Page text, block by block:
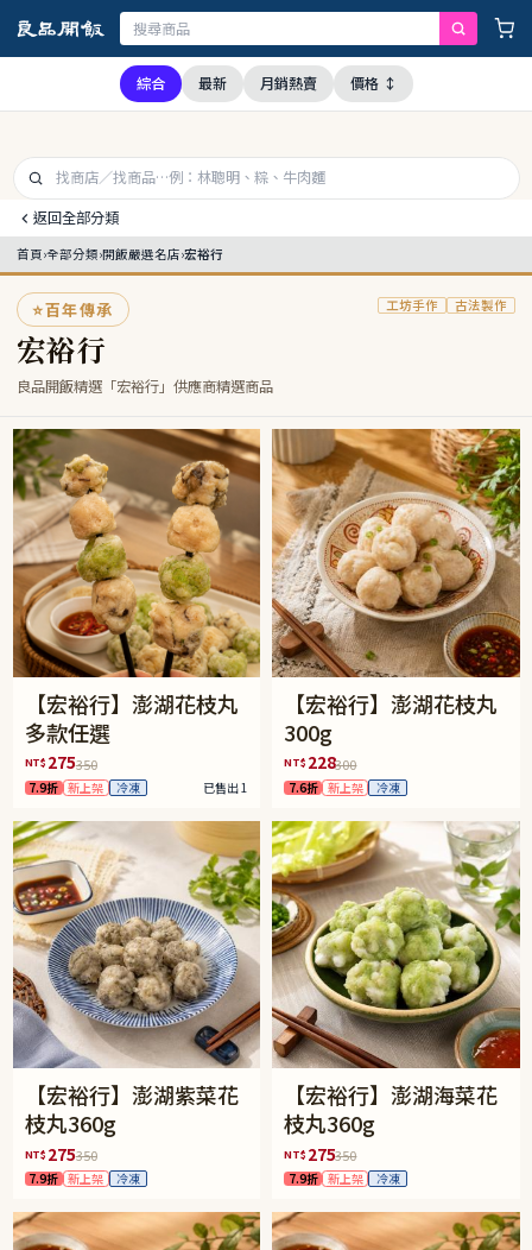
公司全品項與上游供應商均未採用問題油品，請安心購買食用
綜合 最新 月銷熱賣 價格 ↕
返回全部分類
首頁›全部分類›開飯嚴選名店›宏裕行
⭐百年傳承
宏裕行
良品開飯精選「宏裕行」供應商精選商品
工坊手作 古法製作
【宏裕行】澎湖花枝丸
多款任選
NT$ 275350
7.9折 新上架 冷凍 已售出 1
【宏裕行】澎湖花枝丸
300g
NT$ 228300
7.6折 新上架 冷凍
【宏裕行】澎湖紫菜花
枝丸360g
NT$ 275350
7.9折 新上架 冷凍
【宏裕行】澎湖海菜花
枝丸360g
NT$ 275350
7.9折 新上架 冷凍